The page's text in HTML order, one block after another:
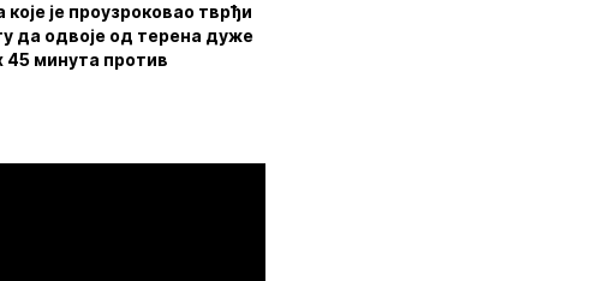
је проузроковао тврђи
да одвоје од терена дуже
минута против